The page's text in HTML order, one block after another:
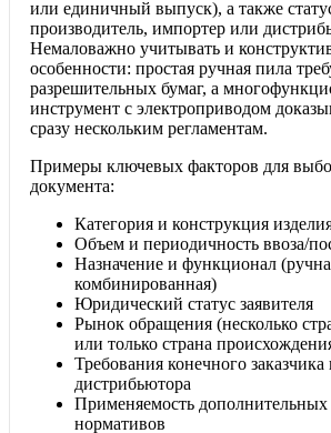
или единичный выпуск), а также
производитель, импортер или
Немаловажно учитывать и
особенности: простая ручная пила
разрешительных бумаг, а
инструмент с электроприводом
сразу нескольким регламентам.
Примеры ключевых факторов для
документа:
Категория и конструкция
Объем и периодичность ввоза/
Назначение и функционал
комбинированная)
Юридический статус заявителя
Рынок обращения (несколько
или только страна
Требования конечного заказчика
дистрибьютора
Применяемость дополнительных
нормативов